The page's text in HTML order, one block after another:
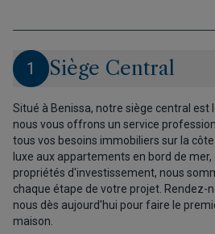
1 Siège Central
Situé à Benissa, notre siège central est
nous vous offrons un service
tous vos besoins immobiliers sur la
luxe aux appartements en bord de
propriétés d'investissement, nous
chaque étape de votre projet. Rendez-
nous dès aujourd'hui pour faire le
maison.